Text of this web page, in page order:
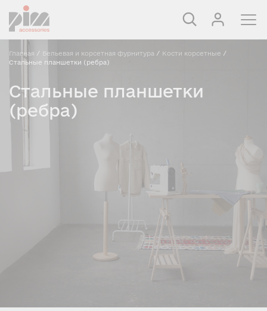
Главная / Бельевая и корсетная фурнитура / Кости корсетные /
Стальные планшетки (ребра)
Стальные планшетки
(ребра)